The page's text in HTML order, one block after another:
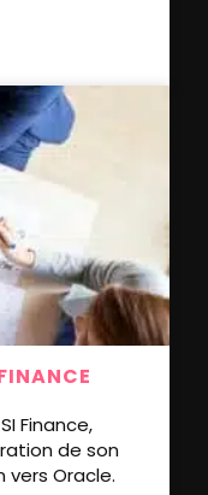
Finance,
de son
vers Oracle.